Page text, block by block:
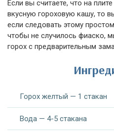
Если вы считаете, что на
вкусную гороховую кашу, то
если следовать этому
чтобы не случилось фиаско,
горох с предварительным
Горох желтый — 1 стакан
Вода — 4-5 стакана